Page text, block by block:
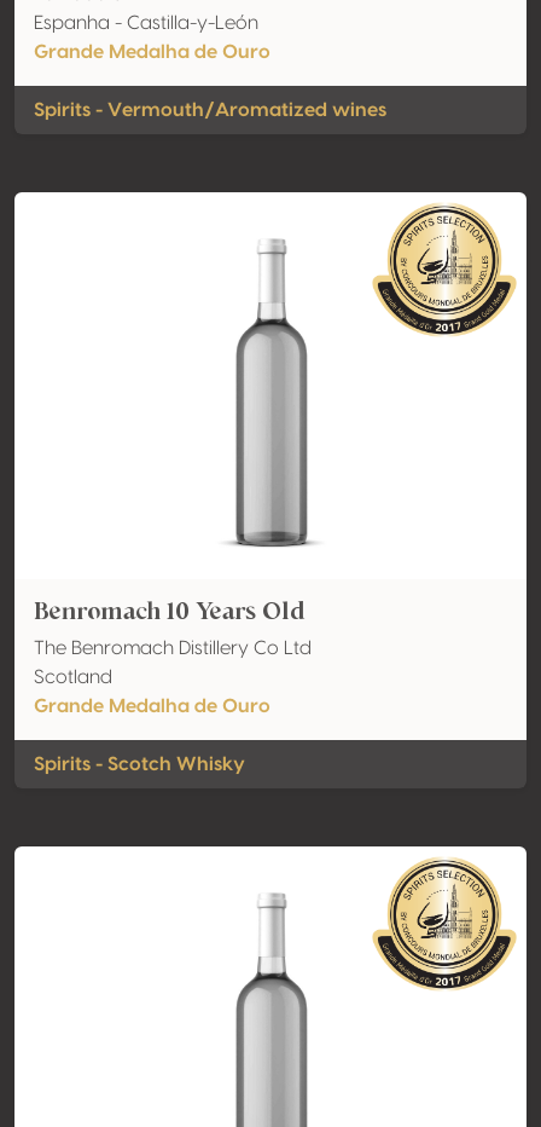
Espanha - Castilla-y-León
Grande Medalha de Ouro
Spirits - Vermouth/Aromatized wines
Benromach 10 Years Old
The Benromach Distillery Co Ltd
Scotland
Grande Medalha de Ouro
Spirits - Scotch Whisky